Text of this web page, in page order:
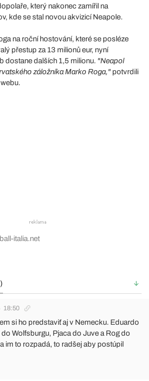
který nakonec zamířil na
kde se stal novou akvizicí Neapole.
na roční hostování, které se posléze
přestup za 13 milionů eur, nyní
dostane dalších 1,5 milionu. "Neapol
záložníka Marko Roga," potvrdili
italia.net
18:50
si ho predstaviť aj v Nemecku. Eduardo
Wolfsburgu, Pjaca do Juve a Rog do
im to rozpadá, to radšej aby postúpil